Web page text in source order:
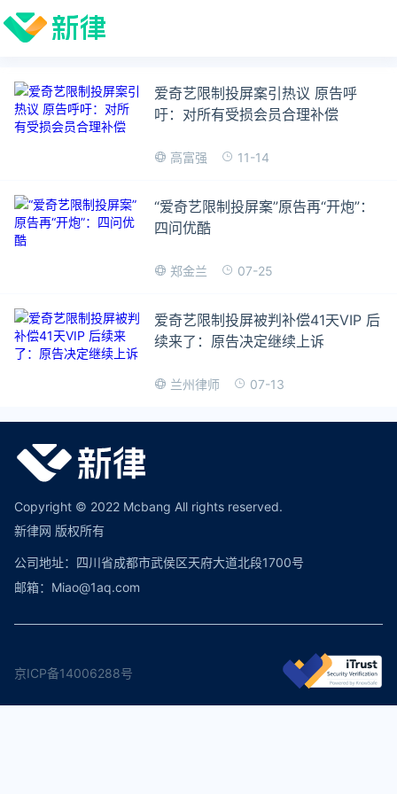
爱奇艺限制投屏案引热议 原告呼
吁：对所有受损会员合理补偿
高富强 11-14
“爱奇艺限制投屏案”原告再“开炮”：
四问优酷
郑金兰 07-25
爱奇艺限制投屏被判补偿41天VIP 后
续来了：原告决定继续上诉
兰州律师 07-13
Copyright © 2022 Mcbang All rights reserved.
新律网 版权所有
公司地址：四川省成都市武侯区天府大道北段1700号
邮箱：Miao@1aq.com
京ICP备14006288号